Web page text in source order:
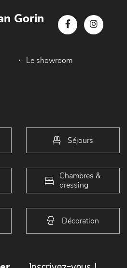
Gorin
Le showroom
Séjours
Chambres &
dressing
Décoration